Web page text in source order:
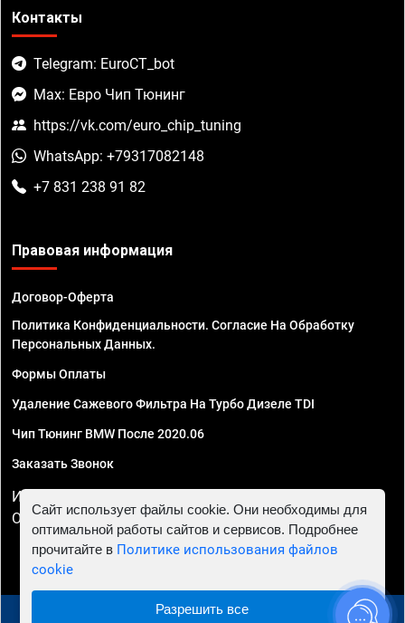
Контакты
Telegram: EuroCT_bot
Max: Евро Чип Тюнинг
https://vk.com/euro_chip_tuning
WhatsApp: +79317082148
+7 831 238 91 82
Правовая информация
Договор-Оферта
Политика Конфиденциальности. Согласие На Обработку
Персональных Данных.
Формы Оплаты
Удаление Сажевого Фильтра На Турбо Дизеле TDI
Чип Тюнинг BMW После 2020.06
Заказать Звонок
ИП Смирнов Георгий Павлович. ИНН 781302555843,
ОГРНИП 324470400032610
© 2010 - 2026 Чип тюнинг в Нижнем Новгороде -
Сайт использует файлы cookie. Они необходимы для
оптимальной работы сайтов и сервисов. Подробнее
прочитайте в Политике использования файлов
cookie
Разрешить все